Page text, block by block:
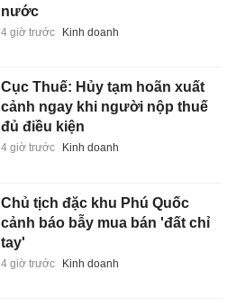
nước
4 giờ trước Kinh doanh
Cục Thuế: Hủy tạm hoãn xuất
cảnh ngay khi người nộp thuế
đủ điều kiện
4 giờ trước Kinh doanh
Chủ tịch đặc khu Phú Quốc
cảnh báo bẫy mua bán 'đất chỉ
tay'
4 giờ trước Kinh doanh